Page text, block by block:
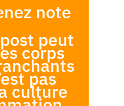
note
peut
corps
pas
culture